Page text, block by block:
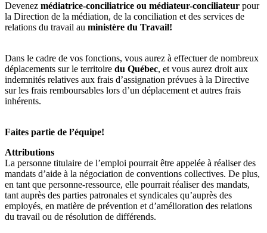
Devenez médiatrice-conciliatrice ou médiateur-conciliateur pour
la Direction de la médiation, de la conciliation et des services de
relations du travail au ministère du Travail!
Dans le cadre de vos fonctions, vous aurez à effectuer de nombreux
déplacements sur le territoire du Québec, et vous aurez droit aux
indemnités relatives aux frais d’assignation prévues à la Directive
sur les frais remboursables lors d’un déplacement et autres frais
inhérents.
Faites partie de l’équipe!
Attributions
La personne titulaire de l’emploi pourrait être appelée à réaliser des
mandats d’aide à la négociation de conventions collectives. De plus,
en tant que personne-ressource, elle pourrait réaliser des mandats,
tant auprès des parties patronales et syndicales qu’auprès des
employés, en matière de prévention et d’amélioration des relations
du travail ou de résolution de différends.